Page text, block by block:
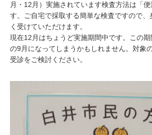
月・12月）実施されています検査方法は「
す。ご自宅で採取する簡単な検査ですので、
く受けていただけます。
現在12月はちょうど実施期間中です。この
の9月になってしまうかもしれません。対象
受診をご検討ください。